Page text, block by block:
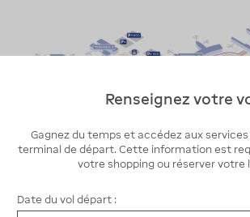
Renseignez votre
Gagnez du temps et accédez aux
terminal de départ. Cette information est
votre shopping ou réserver votre
Date du vol départ :